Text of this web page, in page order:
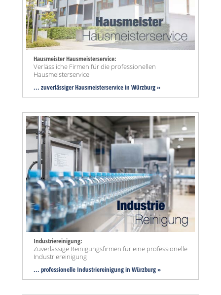
Hausmeister Hausmeisterservice:
Verlässliche Firmen für die professionellen
Hausmeisterservice
... zuverlässiger Hausmeisterservice in Würzburg »
Industriereinigung:
Zuverlässige Reinigungsfirmen für eine professionelle
Industriereinigung
... professionelle Industriereinigung in Würzburg »